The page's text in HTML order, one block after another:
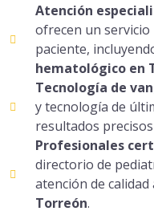
Atención
ofrecen un
paciente,
hematológico en
Tecnología de
y tecnología de
resultados
Profesionales
directorio de
atención de
Torreón.